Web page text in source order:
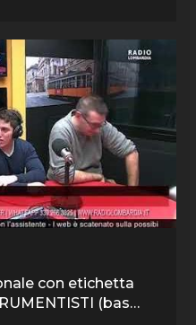
con etichetta
(bas…